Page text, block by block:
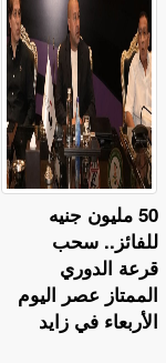
50 مليون جنيه
للفائز.. سحب
قرعة الدوري
الممتاز عصر اليوم
الأربعاء في زايد